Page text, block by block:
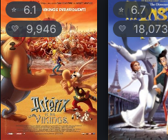
⭐6.1
💛 9,946
⭐ 6.7
💛 18,073